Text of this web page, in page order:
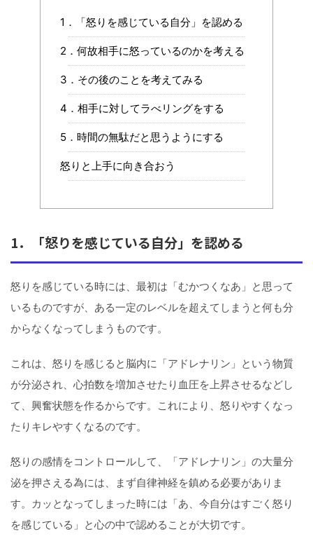
1．「怒りを感じている自分」を認める
2．何故相手に怒っているのかを考える
3．その後のことを考えてみる
4．相手に対してラべリングをする
5．時間の無駄だと思うようにする
怒りと上手に向き合おう
1．「怒りを感じている自分」を認める
怒りを感じている時には、最初は「むかつくなあ」と思って
いるものですが、ある一定のレベルを超えてしまうと何も分
からなくなってしまうものです。
これは、怒りを感じると脳内に「アドレナリン」という物質
が分泌され、心拍数を増加させたり血圧を上昇させるなどし
て、興奮状態を作るからです。これにより、怒りやすくなっ
たりキレやすくなるのです。
怒りの感情をコントロールして、「アドレナリン」の大量分
泌を押さえる為には、まず自律神経を鎮める必要がありま
す。カッとなってしまった時には「あ、今自分はすごく怒り
を感じている」と心の中で認めることが大切です。